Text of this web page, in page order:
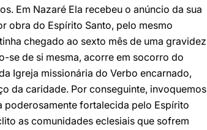
Em Nazaré Ela recebeu o anúncio da sua
obra do Espírito Santo, pelo mesmo
chegado ao sexto mês de uma gravidez
se de si mesma, acorre em socorro do
Igreja missionária do Verbo encarnado,
da caridade. Por conseguinte, invoquemos
poderosamente fortalecida pelo Espírito
as comunidades eclesiais que sofrem